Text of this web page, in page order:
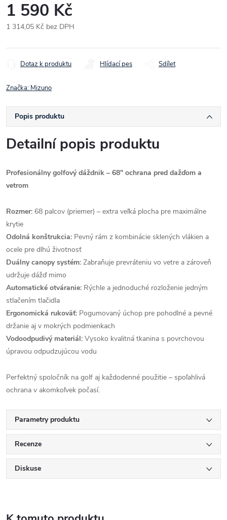
1 590 Kč
1 314,05 Kč bez DPH
cena:
Dotaz k produktu Hlídací pes Sdílet
Značka: Mizuno
Popis produktu
Detailní popis produktu
Profesionálny golfový dáždnik – 68" ochrana pred dažďom a
vetrom
Rozmer: 68 palcov (priemer) – extra veľká plocha pre maximálne
krytie
Odolná konštrukcia: Pevný rám z kombinácie sklených vlákien a
ocele pre dlhú životnosť
Duálny canopy systém: Zabraňuje prevráteniu vo vetre a zároveň
udržuje dážď mimo
Automatické otváranie: Rýchle a jednoduché rozloženie jedným
stlačením tlačidla
Ergonomická rukoväť: Pogumovaný úchop pre pohodlné a pevné
držanie aj v mokrých podmienkach
Vodoodpudivý materiál: Vysoko kvalitná tkanina s povrchovou
úpravou odpudzujúcou vodu
Perfektný spoločník na golf aj každodenné použitie – spoľahlivá
ochrana v akomkoľvek počasí.
Parametry produktu
Recenze
Diskuse